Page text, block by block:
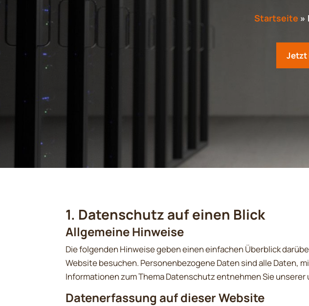
Startseite »
Jetzt
1. Datenschutz auf einen Blick
Allgemeine Hinweise
Die folgenden Hinweise geben einen einfachen Überblick
Website besuchen. Personenbezogene Daten sind alle Daten,
Informationen zum Thema Datenschutz entnehmen Sie
Datenerfassung auf dieser Website